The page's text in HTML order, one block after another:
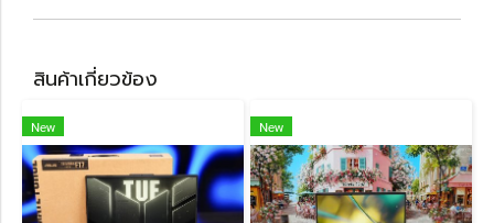
สินค้าเกี่ยวข้อง
New New